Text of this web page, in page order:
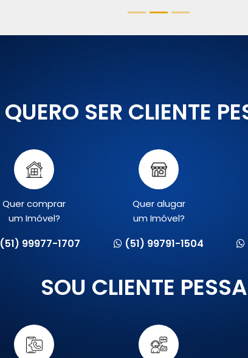
QUERO SER CLIENTE
Quer comprar
um Imóvel?
(51) 99977-1707
Quer alugar
um Imóvel?
(51) 99791-1504
SOU CLIENTE